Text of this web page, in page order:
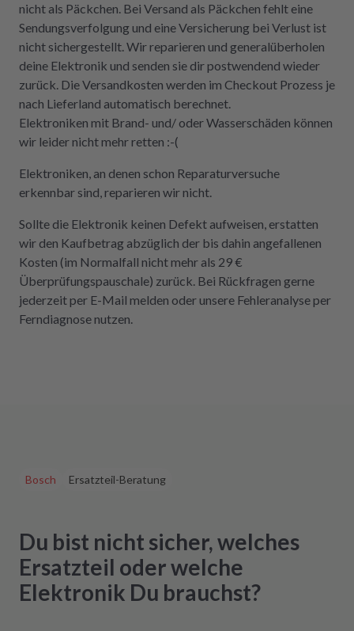
nicht als Päckchen. Bei Versand als Päckchen fehlt eine
Sendungsverfolgung und eine Versicherung bei Verlust ist
nicht sichergestellt. Wir reparieren und generalüberholen
deine Elektronik und senden sie dir postwendend wieder
zurück. Die Versandkosten werden im Checkout Prozess je
nach Lieferland automatisch berechnet.
Elektroniken mit Brand- und/ oder Wasserschäden können
wir leider nicht mehr retten :-(
Elektroniken, an denen schon Reparaturversuche
erkennbar sind, reparieren wir nicht.
Sollte die Elektronik keinen Defekt aufweisen, erstatten
wir den Kaufbetrag abzüglich der bis dahin angefallenen
Kosten (im Normalfall nicht mehr als 29 €
Überprüfungspauschale) zurück. Bei Rückfragen gerne
jederzeit per E-Mail melden oder unsere Fehleranalyse per
Ferndiagnose nutzen.
Bosch Ersatzteil-Beratung
Du bist nicht sicher, welches
Ersatzteil oder welche
Elektronik Du brauchst?